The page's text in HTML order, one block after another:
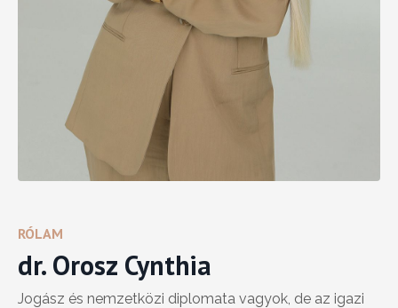
RÓLAM
dr. Orosz Cynthia
Jogász és nemzetközi diplomata vagyok, de az igazi